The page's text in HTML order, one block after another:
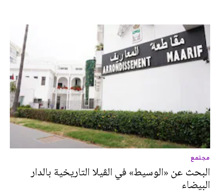
مجتمع
البحث عن «الوسيط» في الڤيلا التاريخية بالدار
البيضاء